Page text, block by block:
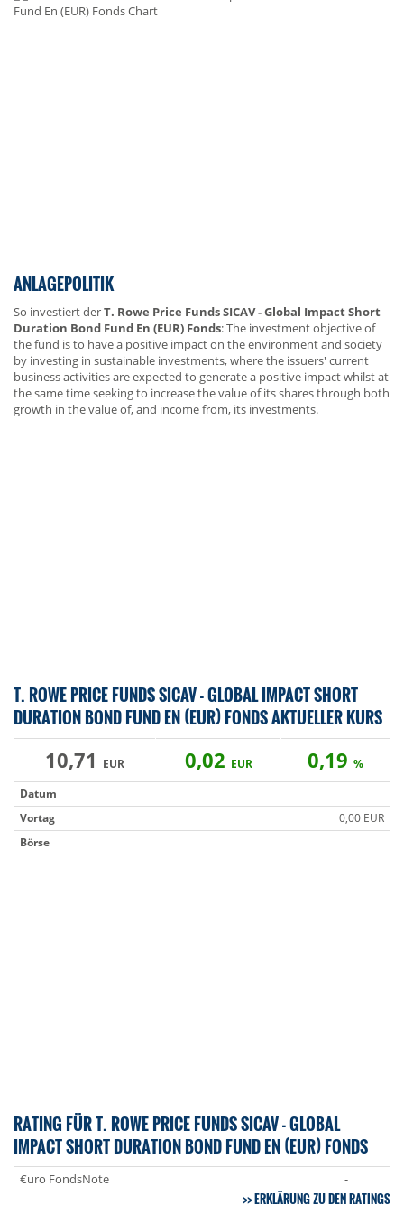
ANLAGEPOLITIK
So investiert derT. Rowe Price Funds SICAV - Global Impact Short
Duration Bond Fund En (EUR) Fonds: The investment objective of
the fund is to have a positive impact on the environment and society
by investing in sustainable investments, where the issuers' current
business activities are expected to generate a positive impact whilst at
the same time seeking to increase the value of its shares through both
growth in the value of, and income from, its investments.
T. ROWE PRICE FUNDS SICAV - GLOBAL IMPACT SHORT
DURATION BOND FUND EN (EUR) FONDS AKTUELLER KURS
10,71 EUR 0,02 EUR 0,19 %
Datum
Vortag
0,00 EUR
Börse
RATING FÜR T. ROWE PRICE FUNDS SICAV - GLOBAL
IMPACT SHORT DURATION BOND FUND EN (EUR) FONDS
€uro FondsNote -
ERKLÄRUNG ZU DEN RATINGS